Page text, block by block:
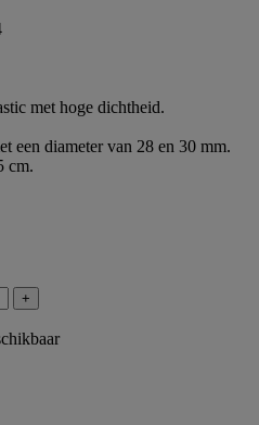
met hoge dichtheid.
een diameter van 28 en 30 mm.
cm.
+